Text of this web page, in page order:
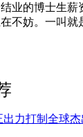
业的博士生薪
不妨。一叫就
出力打制全球